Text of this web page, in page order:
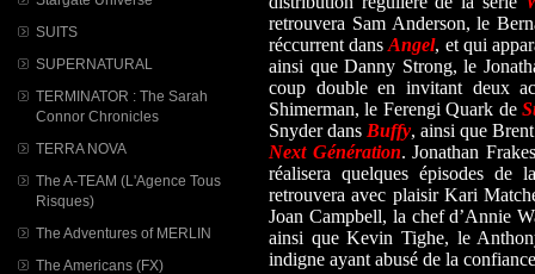
SUITS
SUPERNATURAL
TERMINATOR : The Sarah
Connor Chronicles
TERRA NOVA
The A-TEAM (L'Agence Tous
Risques)
The Adventures of MERLIN
The Americans (FX)
retrouvera Sam Anderson, le
réccurrent dansAngel, et qui
ainsi que Danny Strong, le
coup double en invitant deux
Shimerman, le Ferengi Quark de
Snyder dans Buffy, ainsi que
Next Génération. Jonathan
réalisera quelques épisodes
retrouvera avec plaisir Kari
Joan Campbell, la chef d’Annie
ainsi que Kevin Tighe, le
indigne ayant abusé de la